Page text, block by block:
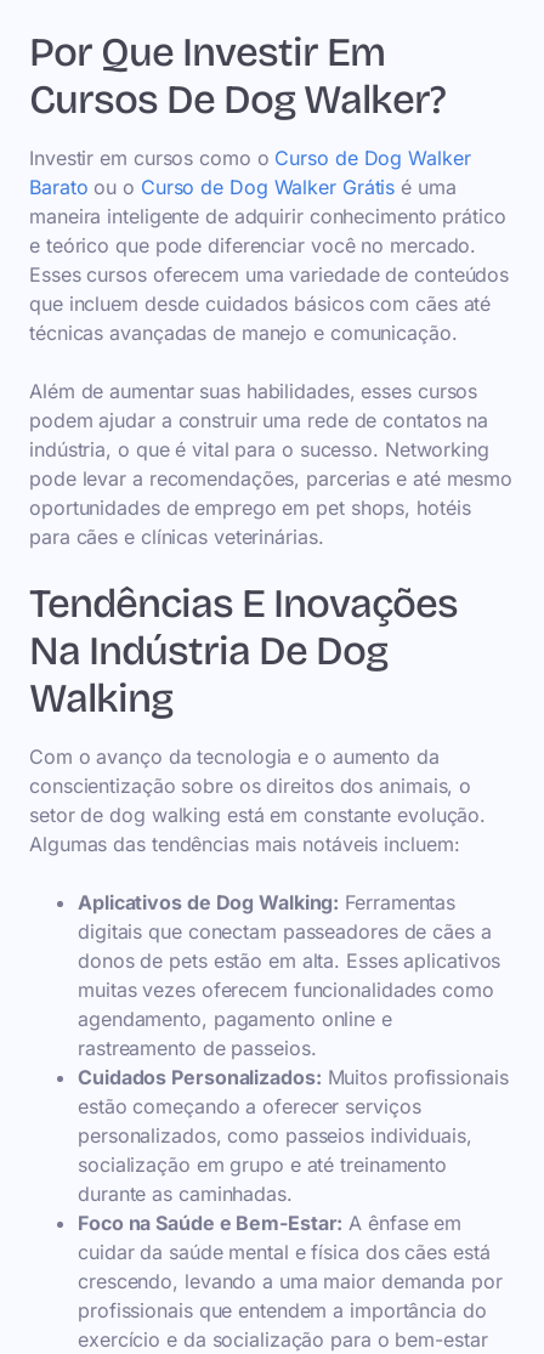
Por Que Investir Em
Cursos De Dog Walker?
Investir em cursos como o Curso de Dog Walker
Barato ou o Curso de Dog Walker Grátis é uma
maneira inteligente de adquirir conhecimento prático
e teórico que pode diferenciar você no mercado.
Esses cursos oferecem uma variedade de conteúdos
que incluem desde cuidados básicos com cães até
técnicas avançadas de manejo e comunicação.
Além de aumentar suas habilidades, esses cursos
podem ajudar a construir uma rede de contatos na
indústria, o que é vital para o sucesso. Networking
pode levar a recomendações, parcerias e até mesmo
oportunidades de emprego em pet shops, hotéis
para cães e clínicas veterinárias.
Tendências E Inovações
Na Indústria De Dog
Walking
Com o avanço da tecnologia e o aumento da
conscientização sobre os direitos dos animais, o
setor de dog walking está em constante evolução.
Algumas das tendências mais notáveis incluem:
Aplicativos de Dog Walking: Ferramentas
digitais que conectam passeadores de cães a
donos de pets estão em alta. Esses aplicativos
muitas vezes oferecem funcionalidades como
agendamento, pagamento online e
rastreamento de passeios.
Cuidados Personalizados: Muitos profissionais
estão começando a oferecer serviços
personalizados, como passeios individuais,
socialização em grupo e até treinamento
durante as caminhadas.
Foco na Saúde e Bem-Estar: A ênfase em
cuidar da saúde mental e física dos cães está
crescendo, levando a uma maior demanda por
profissionais que entendem a importância do
exercício e da socialização para o bem-estar